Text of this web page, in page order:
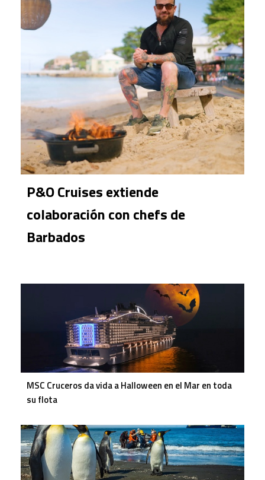
P&O Cruises extiende
colaboración con chefs de
Barbados
MSC Cruceros da vida a Halloween en el Mar en toda
su flota